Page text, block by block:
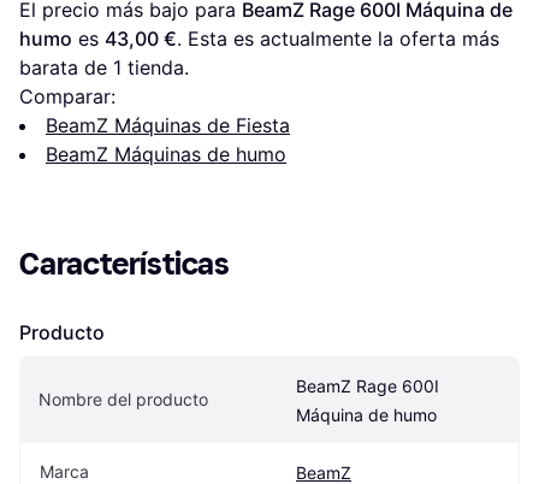
El precio más bajo para BeamZ Rage 600I Máquina de
humo es 43,00 €. Esta es actualmente la oferta más
barata de 1 tienda.
Comparar:
BeamZ Máquinas de Fiesta
BeamZ Máquinas de humo
Características
Producto
Nombre del producto
BeamZ Rage 600I
Máquina de humo
Marca BeamZ